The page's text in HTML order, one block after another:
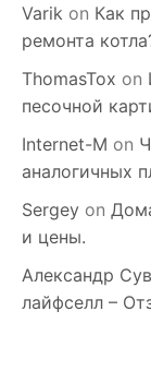
Varik on Как
ремонта
ThomasTox on
песочной
Internet-M on
аналогичных
Sergey on
и цены.
Александр
лайфселл –